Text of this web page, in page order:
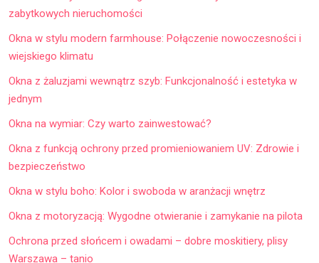
zabytkowych nieruchomości
Okna w stylu modern farmhouse: Połączenie nowoczesności i
wiejskiego klimatu
Okna z żaluzjami wewnątrz szyb: Funkcjonalność i estetyka w
jednym
Okna na wymiar: Czy warto zainwestować?
Okna z funkcją ochrony przed promieniowaniem UV: Zdrowie i
bezpieczeństwo
Okna w stylu boho: Kolor i swoboda w aranżacji wnętrz
Okna z motoryzacją: Wygodne otwieranie i zamykanie na pilota
Ochrona przed słońcem i owadami – dobre moskitiery, plisy
Warszawa – tanio